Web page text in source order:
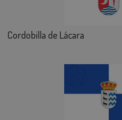
Cordobilla de Lácara